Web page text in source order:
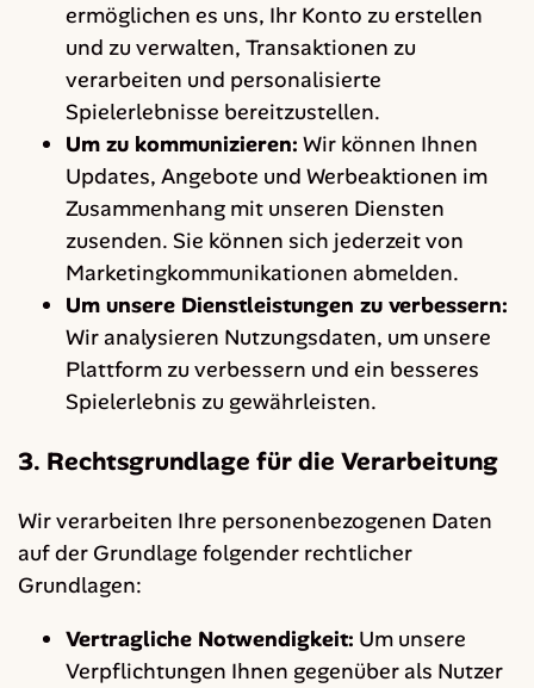
ermöglichen es uns, Ihr Konto zu erstellen
und zu verwalten, Transaktionen zu
verarbeiten und personalisierte
Spielerlebnisse bereitzustellen.
Um zu kommunizieren: Wir können Ihnen
Updates, Angebote und Werbeaktionen im
Zusammenhang mit unseren Diensten
zusenden. Sie können sich jederzeit von
Marketingkommunikationen abmelden.
Um unsere Dienstleistungen zu verbessern:
Wir analysieren Nutzungsdaten, um unsere
Plattform zu verbessern und ein besseres
Spielerlebnis zu gewährleisten.
3. Rechtsgrundlage für die Verarbeitung
Wir verarbeiten Ihre personenbezogenen Daten
auf der Grundlage folgender rechtlicher
Grundlagen:
Vertragliche Notwendigkeit: Um unsere
Verpflichtungen Ihnen gegenüber als Nutzer